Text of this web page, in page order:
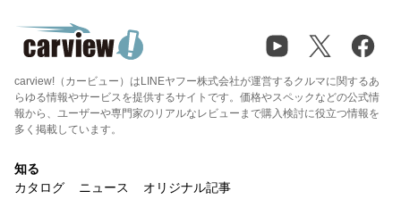
carview!（カービュー）はLINEヤフー株式会社が運営するクルマに関するあ
らゆる情報やサービスを提供するサイトです。価格やスペックなどの公式情
報から、ユーザーや専門家のリアルなレビューまで購入検討に役立つ情報を
多く掲載しています。
知る
カタログ
ニュース オリジナル記事